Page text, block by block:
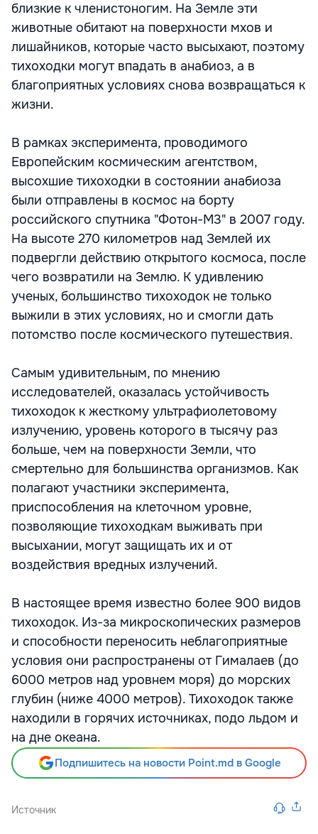
близкие к членистоногим. На Земле эти
животные обитают на поверхности мхов и
лишайников, которые часто высыхают, поэтому
тихоходки могут впадать в анабиоз, а в
благоприятных условиях снова возвращаться к
жизни.
В рамках эксперимента, проводимого
Европейским космическим агентством,
высохшие тихоходки в состоянии анабиоза
были отправлены в космос на борту
российского спутника "Фотон-М3" в 2007 году.
На высоте 270 километров над Землей их
подвергли действию открытого космоса, после
чего возвратили на Землю. К удивлению
ученых, большинство тихоходок не только
выжили в этих условиях, но и смогли дать
потомство после космического путешествия.
Самым удивительным, по мнению
исследователей, оказалась устойчивость
тихоходок к жесткому ультрафиолетовому
излучению, уровень которого в тысячу раз
больше, чем на поверхности Земли, что
смертельно для большинства организмов. Как
полагают участники эксперимента,
приспособления на клеточном уровне,
позволяющие тихоходкам выживать при
высыхании, могут защищать их и от
воздействия вредных излучений.
В настоящее время известно более 900 видов
тихоходок. Из-за микроскопических размеров
и способности переносить неблагоприятные
условия они распространены от Гималаев (до
6000 метров над уровнем моря) до морских
глубин (ниже 4000 метров). Тихоходок также
находили в горячих источниках, подо льдом и
на дне океана.
Подпишитесь на новости Point.md в Google
Источник